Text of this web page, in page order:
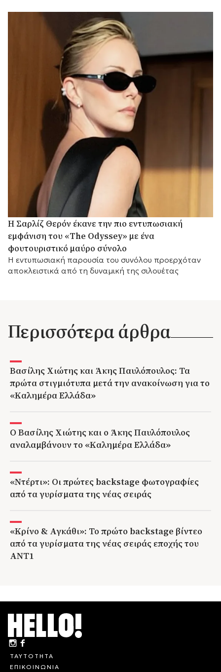
Η Σαρλίζ Θερόν έκανε την πιο εντυπωσιακή
εμφάνιση του «The Odyssey» με ένα
φουτουριστικό μαύρο σύνολο
Η εντυπωσιακή παρουσία του συνόλου προερχόταν
αποκλειστικά από τη δυναμική της σιλουέτας
Περισσότερα άρθρα
Βασίλης Χιώτης και Άκης Παυλόπουλος: Τα
πρώτα στιγμιότυπα μετά την ανακοίνωση για το
«Καλημέρα Ελλάδα»
Ο Βασίλης Χιώτης και ο Άκης Παυλόπουλος
αναλαμβάνουν το «Καλημέρα Ελλάδα»
«Ντέρτι»: Οι πρώτες backstage φωτογραφίες
από τα γυρίσματα της νέας σειράς
«Κρίνο & Αγκάθι»: Το πρώτο backstage βίντεο
από τα γυρίσματα της νέας σειράς εποχής του
ΑΝΤ1
ΤΑΥΤΟΤΗΤΑ
ΕΠΙΚΟΙΝΩΝΙΑ